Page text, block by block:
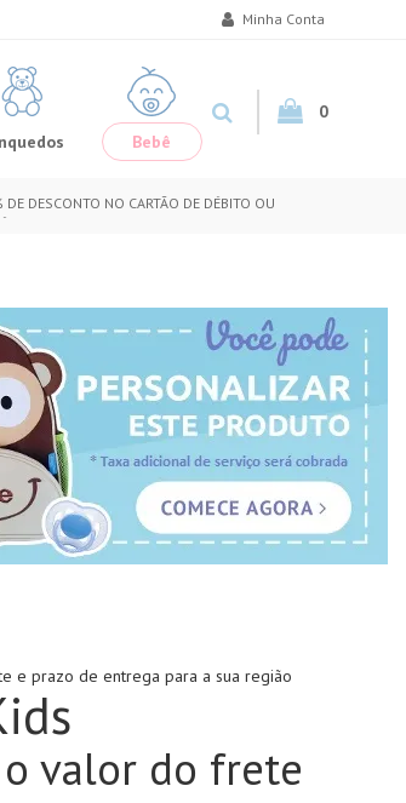
Minha Conta
Bebê
0
DE DESCONTO NO CARTÃO DE DÉBITO OU
e prazo de entrega para a sua região
valor do frete